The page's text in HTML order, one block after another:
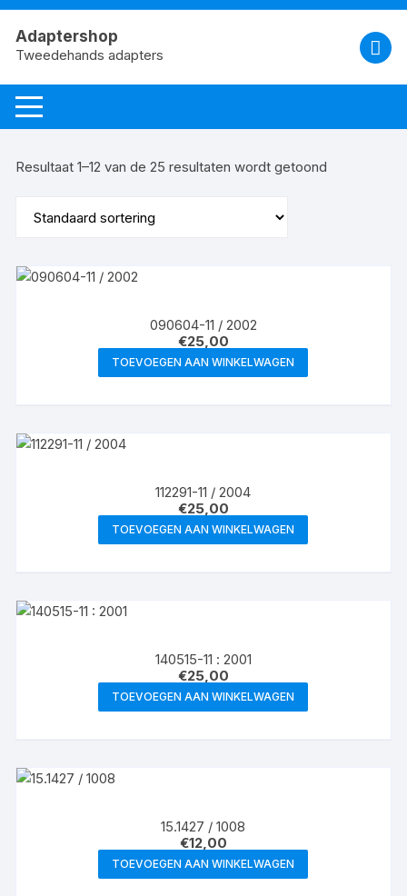
Spring
naarAdaptershop
Tweedehands adapters
Resultaat 1–12 van de 25 resultaten wordt getoond
090604-11 / 2002
€25,00
TOEVOEGEN AAN WINKELWAGEN
112291-11 / 2004
€25,00
TOEVOEGEN AAN WINKELWAGEN
140515-11 : 2001
€25,00
TOEVOEGEN AAN WINKELWAGEN
15.1427 / 1008
€12,00
TOEVOEGEN AAN WINKELWAGEN